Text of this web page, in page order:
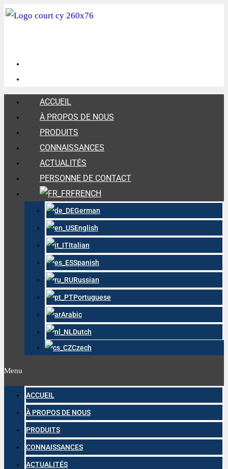
ACCUEIL
À PROPOS DE NOUS
PRODUITS
CONNAISSANCES
ACTUALITÉS
PERSONNE DE CONTACT
FRENCH
German
English
Italian
Spanish
Russian
Portuguese
Arabic
Dutch
Czech
Menu
ACCUEIL
À PROPOS DE NOUS
PRODUITS
CONNAISSANCES
ACTUALITÉS